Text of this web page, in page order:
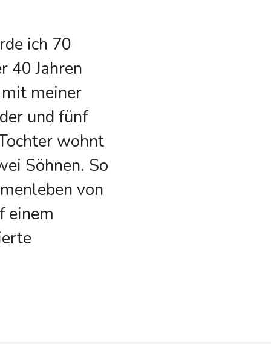
ich 70
40 Jahren
meiner
und fünf
wohnt
Söhnen. So
von
einem